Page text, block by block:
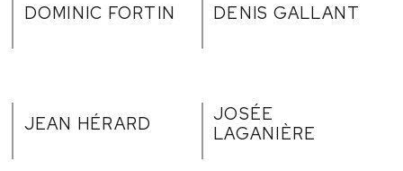
DOMINIC FORTIN DENIS GALLANT
JEAN HÉRARD
JOSÉE
LAGANIÈRE